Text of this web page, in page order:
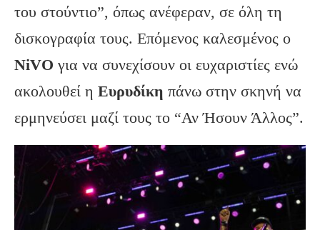
του στούντιο”, όπως ανέφεραν, σε όλη τη
δισκογραφία τους. Επόμενος καλεσμένος ο
NiVO για να συνεχίσουν οι ευχαριστίες ενώ
ακολουθεί η Ευρυδίκη πάνω στην σκηνή να
ερμηνεύσει μαζί τους το “Αν Ήσουν Άλλος”.